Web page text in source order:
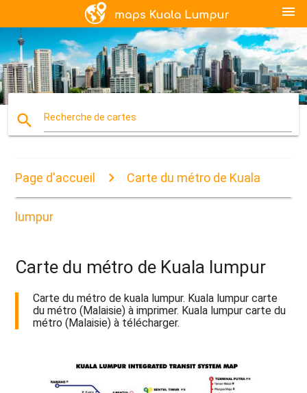
menu
search Recherche de cartes
Page d'accueil Carte du métro de Kuala
lumpur
Carte du métro de Kuala lumpur
Carte du métro de kuala lumpur. Kuala lumpur carte
du métro (Malaisie) à imprimer. Kuala lumpur carte du
métro (Malaisie) à télécharger.